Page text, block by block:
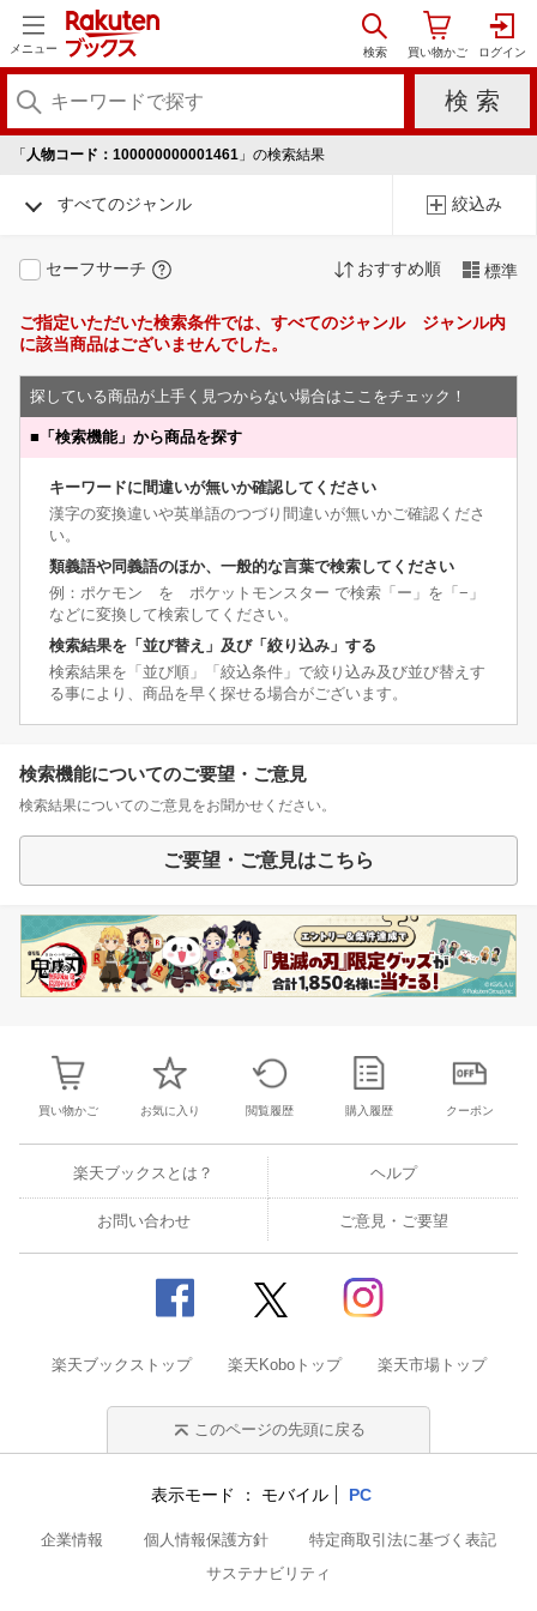
メニュー
「 人物コード：100000000001461 」の検索結果
すべてのジャンル 絞込み
セーフサーチ おすすめ順 標準
ご指定いただいた検索条件では、すべてのジャンル ジャンル内
に該当商品はございませんでした。
探している商品が上手く見つからない場合はここをチェック！
■ 「検索機能」から商品を探す
キーワードに間違いが無いか確認してください
漢字の変換違いや英単語のつづり間違いが無いかご確認くださ
い。
類義語や同義語のほか、一般的な言葉で検索してください
例：ポケモン を ポケットモンスター で検索「ー」を「−」
などに変換して検索してください。
検索結果を「並び替え」及び「絞り込み」する
検索結果を「並び順」「絞込条件」で絞り込み及び並び替えす
る事により、商品を早く探せる場合がございます。
検索機能についてのご要望・ご意見
検索結果についてのご意見をお聞かせください。
ご要望・ご意見はこちら
買い物かご お気に入り 閲覧履歴 購入履歴 クーポン
楽天ブックスとは？ ヘルプ
お問い合わせ ご意見・ご要望
楽天ブックストップ 楽天Koboトップ 楽天市場トップ
このページの先頭に戻る
表示モード モバイル PC
企業情報 個人情報保護方針
特定商取引法に基づく表記
サステナビリティ